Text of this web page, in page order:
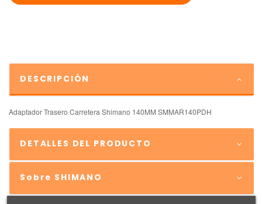
DESCRIPCIÓN
Adaptador Trasero Carretera Shimano 140MM SMMAR140PDH
DETALLES DEL PRODUCTO
Sobre SHIMANO